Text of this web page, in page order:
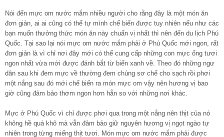
Nói đến mực om nước mắm nhiều người cho rằng đây là một món ăn
đơn giản, ai ai cũng có thể tự mình chế biến được tuy nhiên nếu như các
bạn muốn thưởng thức món ăn này chuẩn vị nhất thì nên đến du lịch Phú
Quốc. Tại sao lại nói mực om nước mắm phải ở Phú Quốc mới ngon, rất
đơn giản là vì chỉ nơi đây mới có thể cung cấp những con mực ống tươi
ngon nhất vừa mới được đánh bắt từ biển xanh về. Theo đó những ngư
dân sau khi đem mực về thường đem chúng sơ chế cho sạch rồi phơi
một nắng sau đó mới chế biến ra món mực om vậy nên hương vị bao
giờ cũng đảm bảo thơm ngon hơn hẳn so với những nơi khác.
Mực ở Phú Quốc vì chỉ được phơi qua trong một nắng nên thịt của nó
không hề quá khô mà vẫn đảm bảo giữ nguyên hương vị ngọt ngào tự
nhiên trong từng miếng thịt tươi. Món mực om nước mắm phải được